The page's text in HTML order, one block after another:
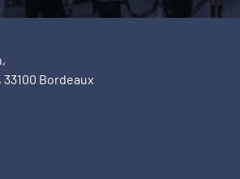
33100 Bordeaux